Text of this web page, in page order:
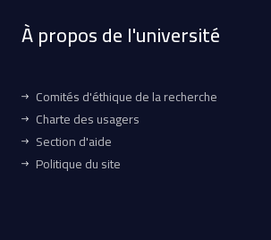
À propos de l'université
Comités d'éthique de la recherche
Charte des usagers
Section d'aide
Politique du site